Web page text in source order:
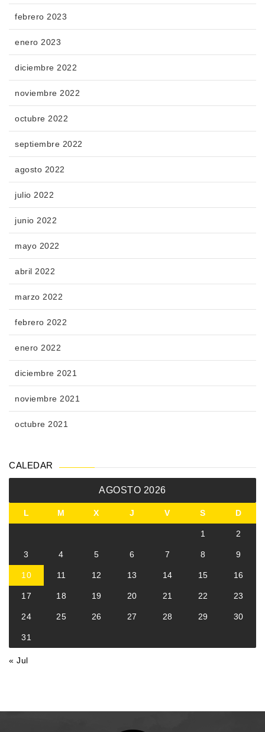
febrero 2023
enero 2023
diciembre 2022
noviembre 2022
octubre 2022
septiembre 2022
agosto 2022
julio 2022
junio 2022
mayo 2022
abril 2022
marzo 2022
febrero 2022
enero 2022
diciembre 2021
noviembre 2021
octubre 2021
CALEDAR
AGOSTO 2026
L M X J V S D
1 2
3 4 5 6 7 8 9
10 11 12 13 14 15 16
17 18 19 20 21 22 23
24 25 26 27 28 29 30
31
« Jul